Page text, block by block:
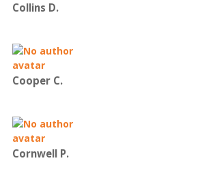
Collins D.
Cooper C.
Cornwell P.